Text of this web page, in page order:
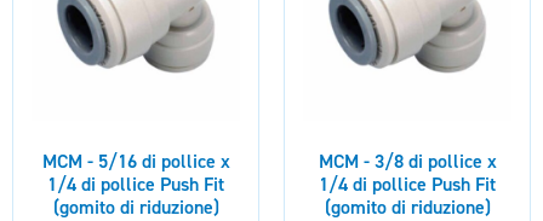
MCM - 5/16 di pollice x
1/4 di pollice Push Fit
(gomito di riduzione)
MCM - 3/8 di pollice x
1/4 di pollice Push Fit
(gomito di riduzione)